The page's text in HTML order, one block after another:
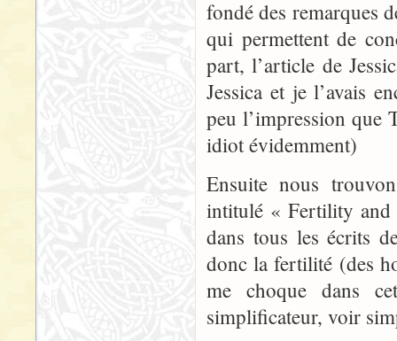
fondé des remarques
qui permettent de
part, l’article de
Jessica et je l’avais
peu l’impression que
idiot évidemment)
Ensuite nous
intitulé « Fertility and
dans tous les écrits
donc la fertilité (des
me choque dans
simplificateur, voir